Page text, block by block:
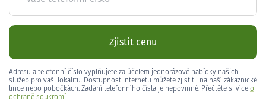
Zjistit cenu
Adresu a telefonní číslo vyplňujete za účelem jednorázové nabídky našich
služeb pro vaši lokalitu. Dostupnost internetu můžete zjistit i na naší zákaznické
lince nebo pobočkách. Zadání telefonního čísla je nepovinné. Přečtěte si více o
ochraně soukromí.